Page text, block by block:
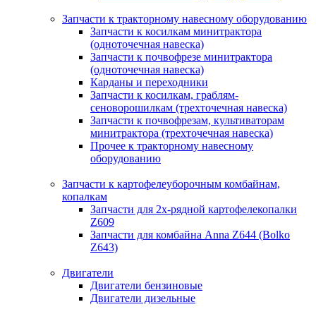
Запчасти к тракторному навесному оборудованию
Запчасти к косилкам минитрактора
(одноточечная навеска)
Запчасти к почвофрезе минитрактора
(одноточечная навеска)
Карданы и переходники
Запчасти к косилкам, граблям-
сеноворошилкам (трехточечная навеска)
Запчасти к почвофрезам, культиваторам
минитрактора (трехточечная навеска)
Прочее к тракторному навесному
оборудованию
Запчасти к картофелеуборочным комбайнам,
копалкам
Запчасти для 2х-рядной картофелекопалки
Z609
Запчасти для комбайна Anna Z644 (Bolko
Z643)
Двигатели
Двигатели бензиновые
Двигатели дизельные